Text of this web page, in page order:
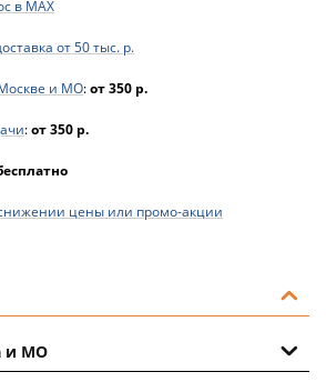
в MAX
от 50 тыс. р.
и МО:от 350 р.
:от 350 р.
цены или промо-акции
и МО